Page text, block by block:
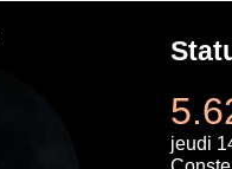
jeudi